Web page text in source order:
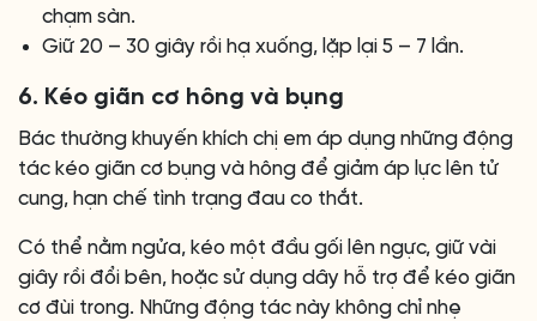
chạm sàn.
Giữ 20 – 30 giây rồi hạ xuống, lặp lại 5 – 7 lần.
6. Kéo giãn cơ hông và bụng
Bác thường khuyến khích chị em áp dụng những động
tác kéo giãn cơ bụng và hông để giảm áp lực lên tử
cung, hạn chế tình trạng đau co thắt.
Có thể nằm ngửa, kéo một đầu gối lên ngực, giữ vài
giây rồi đổi bên, hoặc sử dụng dây hỗ trợ để kéo giãn
cơ đùi trong. Những động tác này không chỉ nhẹ